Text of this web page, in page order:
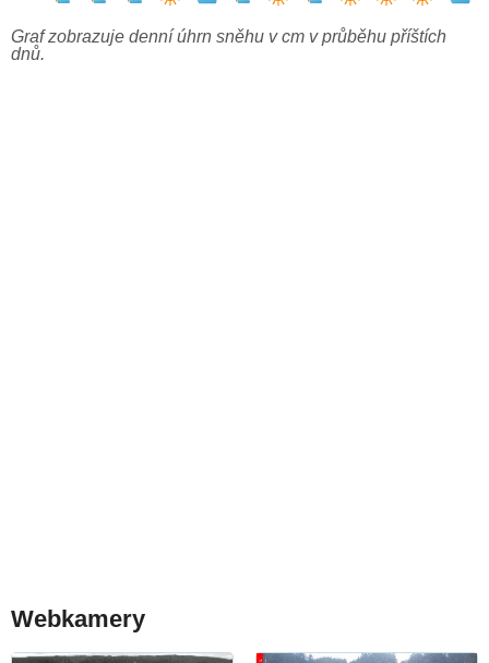
Graf zobrazuje denní úhrn sněhu v cm v průběhu příštích
dnů.
Webkamery